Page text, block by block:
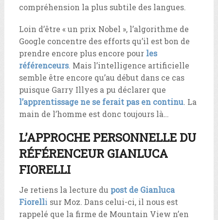
compréhension la plus subtile des langues.
Loin d’être « un prix Nobel », l’algorithme de
Google concentre des efforts qu’il est bon de
prendre encore plus encore pour les
référenceurs. Mais l’intelligence artificielle
semble être encore qu’au début dans ce cas
puisque Garry Illyes a pu déclarer que
l’apprentissage ne se ferait pas en continu. La
main de l’homme est donc toujours là…
L’APPROCHE PERSONNELLE DU
RÉFÉRENCEUR GIANLUCA
FIORELLI
Je retiens la lecture du post de Gianluca
Fiorelli sur Moz. Dans celui-ci, il nous est
rappelé que la firme de Mountain View n’en